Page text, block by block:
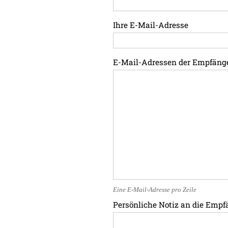
Ihre E-Mail-Adresse
E-Mail-Adressen der
Eine E-Mail-Adresse pro Zeile
Persönliche Notiz an die